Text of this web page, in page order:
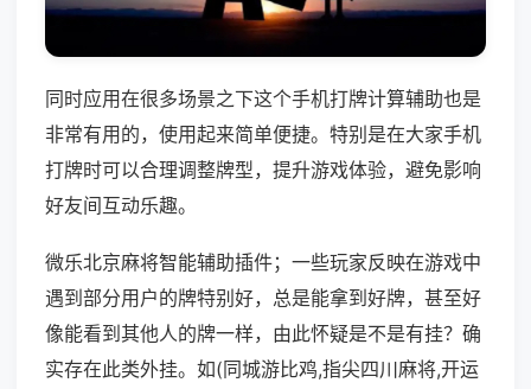
同时应用在很多场景之下这个手机打牌计算辅助也是
非常有用的，使用起来简单便捷。特别是在大家手机
打牌时可以合理调整牌型，提升游戏体验，避免影响
好友间互动乐趣。
微乐北京麻将智能辅助插件；一些玩家反映在游戏中
遇到部分用户的牌特别好，总是能拿到好牌，甚至好
像能看到其他人的牌一样，由此怀疑是不是有挂？确
实存在此类外挂。如(同城游比鸡,指尖四川麻将,开运